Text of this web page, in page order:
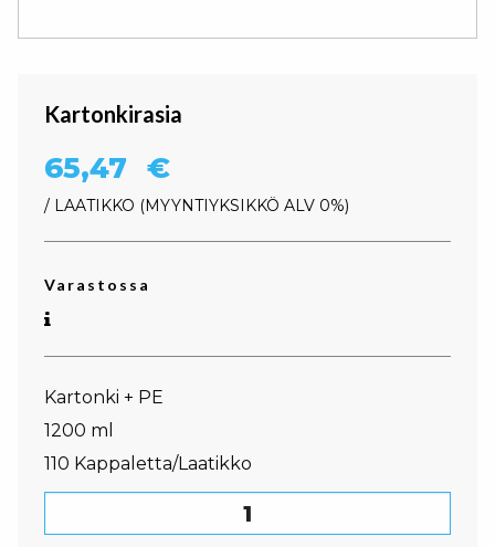
Kartonkirasia
65,47 €
/ LAATIKKO MYYNTIYKSIKKÖ ALV 0%
Varastossa
Kartonki + PE
1200 ml
110 Kappaletta/Laatikko